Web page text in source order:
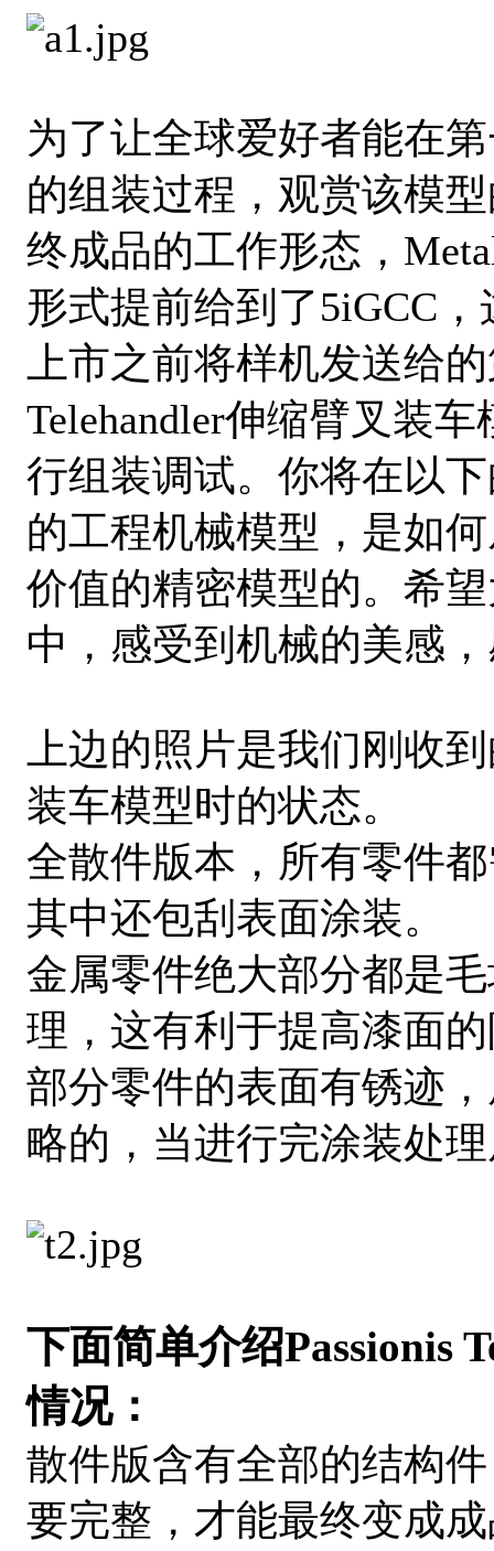
为了让全球爱好者能在第
的组装过程，观赏该模
终成品的工作形态，
形式提前给到了5iGCC
上市之前将样机发送给
Telehandler伸缩臂叉装
行组装调试。你将在以
的工程机械模型，是如
价值的精密模型的。希
中，感受到机械的美感
上边的照片是我们刚收
装车模型时的状态。
全散件版本，所有零件
其中还包刮表面涂装。
金属零件绝大部分都是
理，这有利于提高漆面
部分零件的表面有锈迹
略的，当进行完涂装处
下面简单介绍Passionis
情况：
散件版含有全部的结构
要完整，才能最终变成